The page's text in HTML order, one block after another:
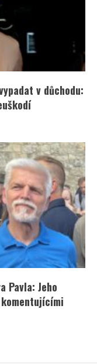
v důchodu:
Pavla: Jeho